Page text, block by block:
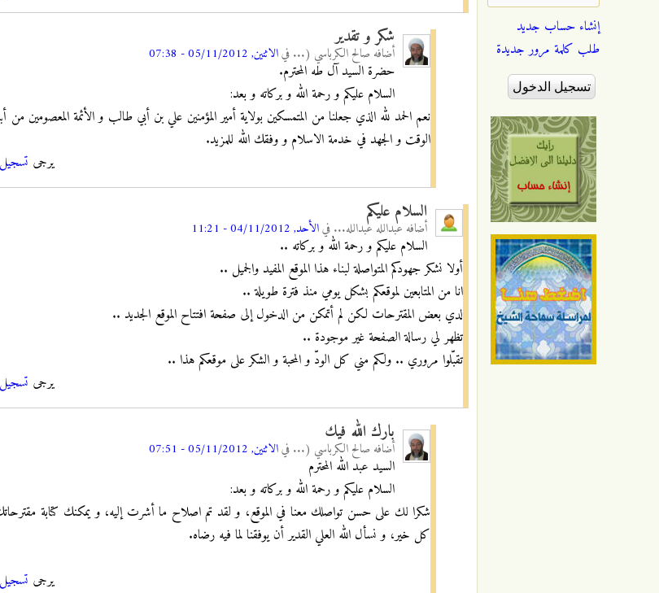
شكر و تقدير
أضافه صالح الكرباسي (... فيالاثنين, 05/11/2012 - 07:38
حضرة السيد آل طه المحترم.
السلام عليكم و رحمة الله و بركاته و بعد:
نعم الحمد لله الذي جعلنا من المتمسكين بولاية أمير المؤمنين علي بن أبي طالب و الأئمة المعصومين
الوقت و الجهد في خدمة الاسلام و وفقك الله للمزيد.
يرجى
السلام عليكم
أضافه عبدالله عبدالله... فيالأحد, 04/11/2012 - 11:21
السلام عليكم و رحمة الله و بركاته ..
أولا نشكر جهودكم المتواصلة لبناء هذا الموقع المفيد والجميل ..
انا من المتابعين لموقعكم بشكل يومي منذ فترة طويلة ..
لدي بعض المقترحات لكن لم أتمكن من الدخول إلى صفحة افتتاح الموقع الجديد ..
تظهر لي رسالة الصفحة غير موجودة ..
تقبّلوا مروري .. ولكم مني كل الودّ و المحبة و الشكر على موقعكم هذا ..
يرجى
بارك الله فيك
أضافه صالح الكرباسي (... فيالاثنين, 05/11/2012 - 07:51
السيد عبد الله المحترم
السلام عليكم و رحمة الله و بركاته و بعد:
شكرا لك على حسن تواصلك معنا في الموقع، و لقد تم اصلاح ما أشرت إليه، و يمكنك كتابة
كل خير، و نسأل الله العلي القدير أن يوفقنا لما فيه رضاه.
يرجى
إنشاء حساب جديد
طلب كلمة مرور جديدة